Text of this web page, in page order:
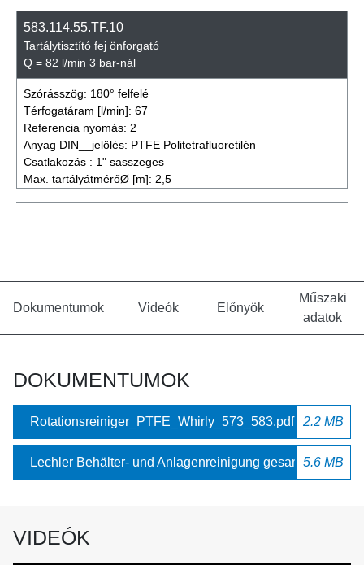
583.114.55.TF.10
Tartálytisztító fej önforgató
Q = 82 l/min 3 bar-nál
Szórásszög: 180° felfelé
Térfogatáram [l/min]: 67
Referencia nyomás: 2
Anyag DIN__jelölés: PTFE Politetrafluoretilén
Csatlakozás : 1" sasszeges
Max. tartályátmérőØ [m]: 2,5
Dokumentumok Videók Előnyök
Műszaki
adatok
DOKUMENTUMOK
Rotationsreiniger_PTFE_Whirly_573_583.pdf 2.2 MB
Lechler Behälter- und Anlagenreinigung gesamt.pdf
5.6 MB
VIDEÓK